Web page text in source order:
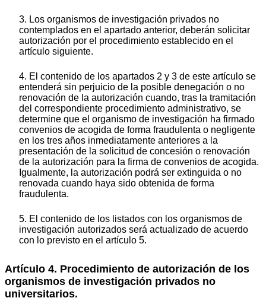
3. Los organismos de investigación privados no
contemplados en el apartado anterior, deberán solicitar
autorización por el procedimiento establecido en el
artículo siguiente.
4. El contenido de los apartados 2 y 3 de este artículo se
entenderá sin perjuicio de la posible denegación o no
renovación de la autorización cuando, tras la tramitación
del correspondiente procedimiento administrativo, se
determine que el organismo de investigación ha firmado
convenios de acogida de forma fraudulenta o negligente
en los tres años inmediatamente anteriores a la
presentación de la solicitud de concesión o renovación
de la autorización para la firma de convenios de acogida.
Igualmente, la autorización podrá ser extinguida o no
renovada cuando haya sido obtenida de forma
fraudulenta.
5. El contenido de los listados con los organismos de
investigación autorizados será actualizado de acuerdo
con lo previsto en el artículo 5.
Artículo 4. Procedimiento de autorización de los
organismos de investigación privados no
universitarios.